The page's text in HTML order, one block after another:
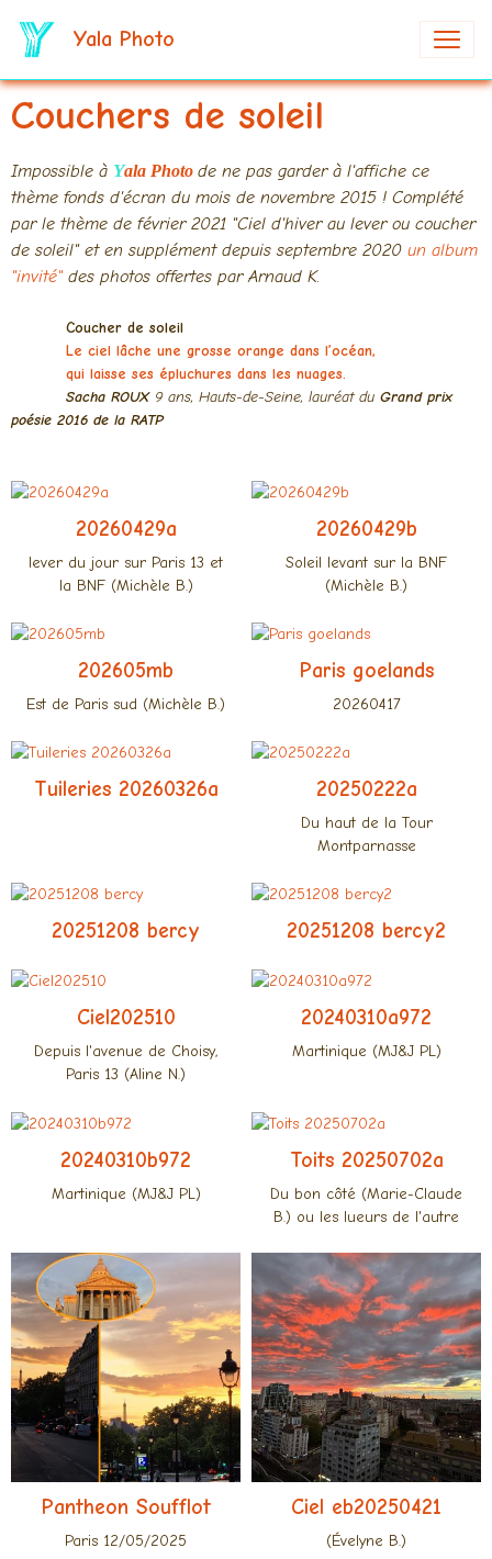
Yala Photo
Couchers de soleil
Impossible à Yala Photo de ne pas garder à l'affiche ce
thème fonds d'écran du mois de novembre 2015 ! Complété
par le thème de février 2021 "Ciel d'hiver au lever ou coucher
de soleil" et en supplément depuis septembre 2020 un album
"invité" des photos offertes par Arnaud K.
Coucher de soleil
Le ciel lâche une grosse orange dans l’océan,
qui laisse ses épluchures dans les nuages.
Sacha ROUX 9 ans, Hauts-de-Seine, lauréat du Grand prix
poésie 2016 de la RATP
20260429a
lever du jour sur Paris 13 et
la BNF (Michèle B.)
20260429b
Soleil levant sur la BNF
(Michèle B.)
202605mb
Est de Paris sud (Michèle B.)
Paris goelands
20260417
Tuileries 20260326a 20250222a
Du haut de la Tour
Montparnasse
20251208 bercy 20251208 bercy2
Ciel202510
Depuis l'avenue de Choisy,
Paris 13 (Aline N.)
20240310a972
Martinique (MJ&J PL)
20240310b972
Martinique (MJ&J PL)
Toits 20250702a
Du bon côté (Marie-Claude
B.) ou les lueurs de l'autre
Pantheon Soufflot
Paris 12/05/2025
Ciel eb20250421
(Évelyne B.)